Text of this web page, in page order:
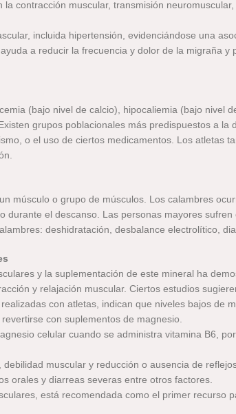
contracción muscular, transmisión
incluida hipertensión, evidenciándose una
a reducir la frecuencia y dolor de la migraña
(bajo nivel de calcio), hipocaliemia (bajo nivel
grupos poblacionales más predispuestos a la
o el uso de ciertos medicamentos. Los atletas
músculo o grupo de músculos. Los calambres
el descanso. Las personas mayores
deshidratación, desbalance electrolítico,
y la suplementación de este mineral ha
y relajación muscular. Ciertos estudios
con atletas, indican que niveles bajos de
con suplementos de magnesio.
celular cuando se administra vitamina B6,
muscular y reducción o ausencia de
orales y diarreas severas entre otros factores.
está recomendada como el primer recurso